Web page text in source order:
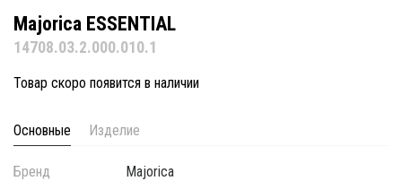
Majorica ESSENTIAL
14708.03.2.000.010.1
Товар скоро появится в наличии
Основные Изделие
Бренд
Majorica